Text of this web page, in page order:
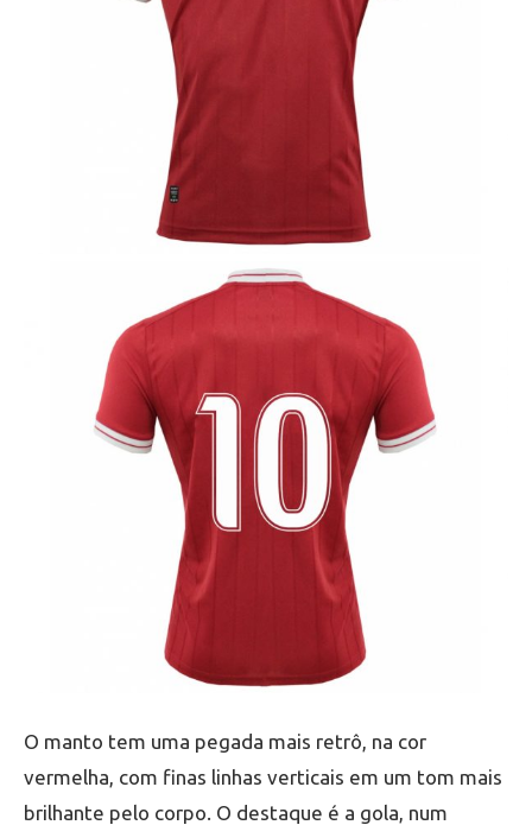
O manto tem uma pegada mais retrô, na cor
vermelha, com finas linhas verticais em um tom mais
brilhante pelo corpo. O destaque é a gola, num